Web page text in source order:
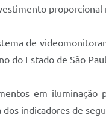
de
do Estado de São
em iluminação
indicadores de